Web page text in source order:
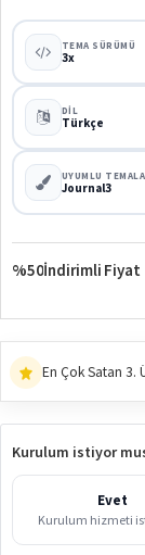
TEMA SÜRÜMÜ
3x
DIL
Türkçe
UYUMLU
Journal3
İndirimli Fiyat
%50
En Çok Satan 3.
Kurulum istiyor
Evet
Kurulum hizmeti